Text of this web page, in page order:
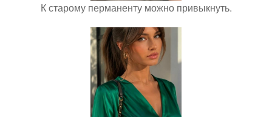
К старому перманенту можно привыкнуть.